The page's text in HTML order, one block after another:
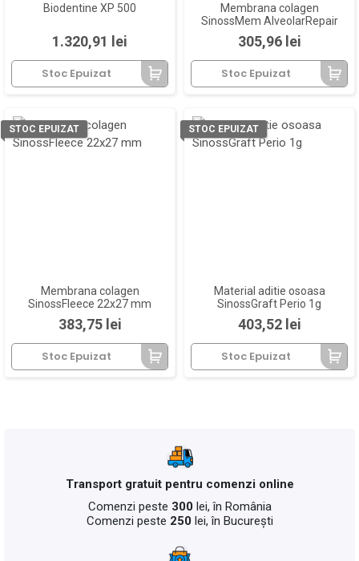
Biodentine XP 500
Pret
1.320,91 lei
Stoc Epuizat
Membrana colagen
SinossMem AlveolarRepair
Pret
305,96 lei
Stoc Epuizat
Membrana colagen
SinossFleece 22x27 mm
Pret
383,75 lei
Stoc Epuizat
STOC EPUIZAT
Material aditie osoasa
SinossGraft Perio 1g
Pret
403,52 lei
Stoc Epuizat
STOC EPUIZAT
Transport gratuit pentru comenzi online
Comenzi peste 300lei, în România
Comenzi peste 250lei, în București